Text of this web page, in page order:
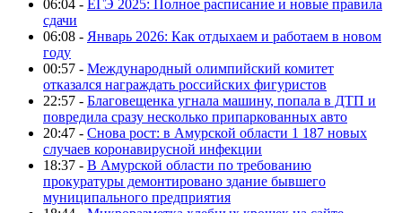
06:04 - ЕГЭ 2025: Полное расписание и новые правила
сдачи
06:08 - Январь 2026: Как отдыхаем и работаем в новом
году
00:57 - Международный олимпийский комитет
отказался награждать российских фигуристов
22:57 - Благовещенка угнала машину, попала в ДТП и
повредила сразу несколько припаркованных авто
20:47 - Снова рост: в Амурской области 1 187 новых
случаев коронавирусной инфекции
18:37 - В Амурской области по требованию
прокуратуры демонтировано здание бывшего
муниципального предприятия